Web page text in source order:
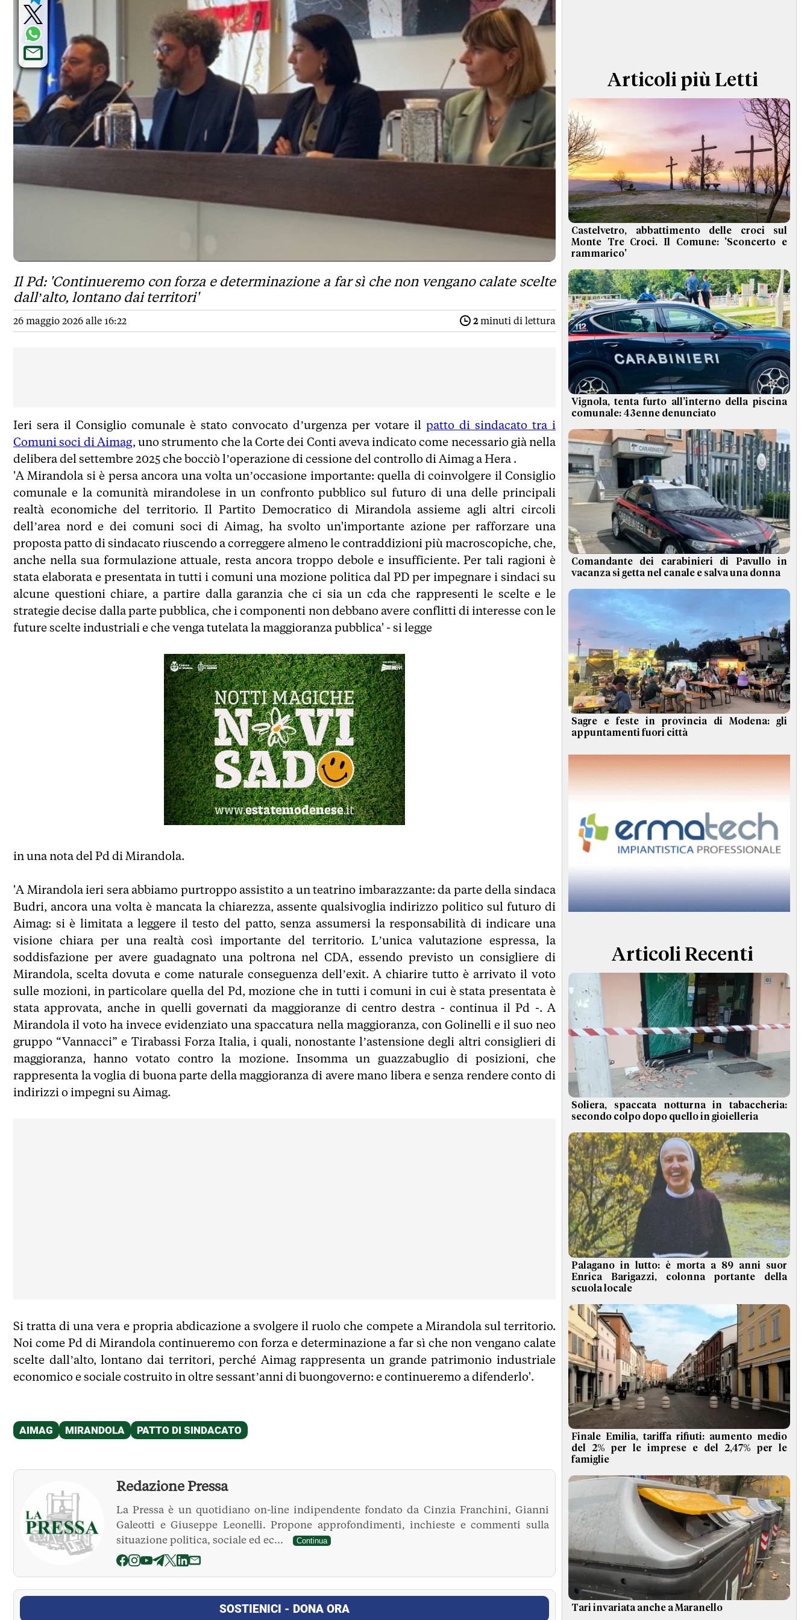
Il Pd: 'Continueremo con forza e determinazione a far sì che non vengano calate scelte
dall’alto, lontano dai territori'
26 maggio 2026 alle 16:22 2minuti di lettura
Ieri sera il Consiglio comunale è stato convocato d’urgenza per votare il patto di sindacato tra i
Comuni soci di Aimag, uno strumento che la Corte dei Conti aveva indicato come necessario già nella
delibera del settembre 2025 che bocciò l’operazione di cessione del controllo di Aimag a Hera .
'A Mirandola si è persa ancora una volta un’occasione importante: quella di coinvolgere il Consiglio
comunale e la comunità mirandolese in un confronto pubblico sul futuro di una delle principali
realtà economiche del territorio. Il Partito Democratico di Mirandola assieme agli altri circoli
dell’area nord e dei comuni soci di Aimag, ha svolto un'importante azione per rafforzare una
proposta patto di sindacato riuscendo a correggere almeno le contraddizioni più macroscopiche, che,
anche nella sua formulazione attuale, resta ancora troppo debole e insufficiente. Per tali ragioni è
stata elaborata e presentata in tutti i comuni una mozione politica dal PD per impegnare i sindaci su
alcune questioni chiare, a partire dalla garanzia che ci sia un cda che rappresenti le scelte e le
strategie decise dalla parte pubblica, che i componenti non debbano avere conflitti di interesse con le
future scelte industriali e che venga tutelata la maggioranza pubblica' - si legge
in una nota del Pd di Mirandola.
'A Mirandola ieri sera abbiamo purtroppo assistito a un teatrino imbarazzante: da parte della sindaca
Budri, ancora una volta è mancata la chiarezza, assente qualsivoglia indirizzo politico sul futuro di
Aimag: si è limitata a leggere il testo del patto, senza assumersi la responsabilità di indicare una
visione chiara per una realtà così importante del territorio. L’unica valutazione espressa, la
soddisfazione per avere guadagnato una poltrona nel CDA, essendo previsto un consigliere di
Mirandola, scelta dovuta e come naturale conseguenza dell’exit. A chiarire tutto è arrivato il voto
sulle mozioni, in particolare quella del Pd, mozione che in tutti i comuni in cui è stata presentata è
stata approvata, anche in quelli governati da maggioranze di centro destra - continua il Pd -. A
Mirandola il voto ha invece evidenziato una spaccatura nella maggioranza, con Golinelli e il suo neo
gruppo “Vannacci” e Tirabassi Forza Italia, i quali, nonostante l’astensione degli altri consiglieri di
maggioranza, hanno votato contro la mozione. Insomma un guazzabuglio di posizioni, che
rappresenta la voglia di buona parte della maggioranza di avere mano libera e senza rendere conto di
indirizzi o impegni su Aimag.
Si tratta di una vera e propria abdicazione a svolgere il ruolo che compete a Mirandola sul territorio.
Noi come Pd di Mirandola continueremo con forza e determinazione a far sì che non vengano calate
scelte dall’alto, lontano dai territori, perché Aimag rappresenta un grande patrimonio industriale
economico e sociale costruito in oltre sessant’anni di buongoverno: e continueremo a difenderlo'.
Redazione Pressa
La Pressa è un quotidiano on-line indipendente fondato da Cinzia Franchini, Gianni
Galeotti e Giuseppe Leonelli. Propone approfondimenti, inchieste e commenti sulla
situazione politica, sociale ed ec...
Continua
La Pressa
SOSTIENICI - DONA ORA
Articoli più Letti
Castelvetro, abbattimento delle croci sul
Monte Tre Croci. Il Comune: 'Sconcerto e
rammarico'
Vignola, tenta furto all’interno della piscina
comunale: 43enne denunciato
Comandante dei carabinieri di Pavullo in
vacanza si getta nel canale e salva una donna
Sagre e feste in provincia di Modena: gli
appuntamenti fuori città
Articoli Recenti
Soliera, spaccata notturna in tabaccheria:
secondo colpo dopo quello in gioielleria
Palagano in lutto: è morta a 89 anni suor
Enrica Barigazzi, colonna portante della
scuola locale
Finale Emilia, tariffa rifiuti: aumento medio
del 2% per le imprese e del 2,47% per le
famiglie
Tari invariata anche a Maranello